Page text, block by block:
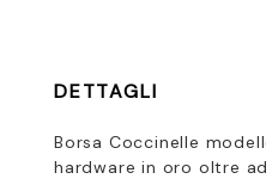
DETTAGLI
Borsa Coccinelle
hardware in oro oltre